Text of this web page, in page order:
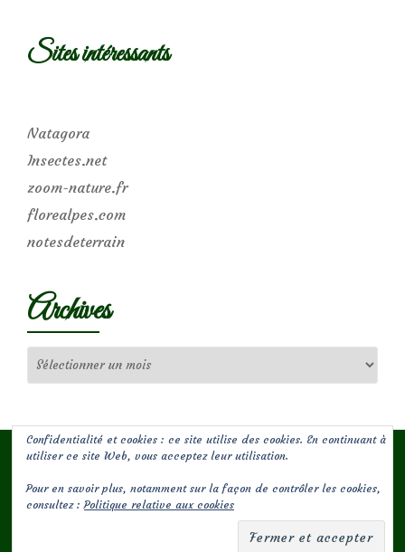
Sites intéressants
Natagora
Insectes.net
zoom-nature.fr
florealpes.com
notesdeterrain
Archives
(c) Les Jardins de Malorie
Menu
envelope-
Confidentialité et cookies : ce site utilise des cookies. En continuant à
utiliser ce site Web, vous acceptez leur utilisation.
Pour en savoir plus, notamment sur la façon de contrôler les cookies,
consultez :Politique relative aux cookies